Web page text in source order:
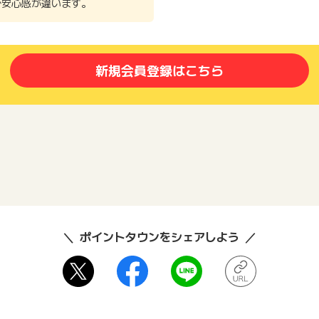
新規会員登録はこちら
ポイントタウンをシェアしよう